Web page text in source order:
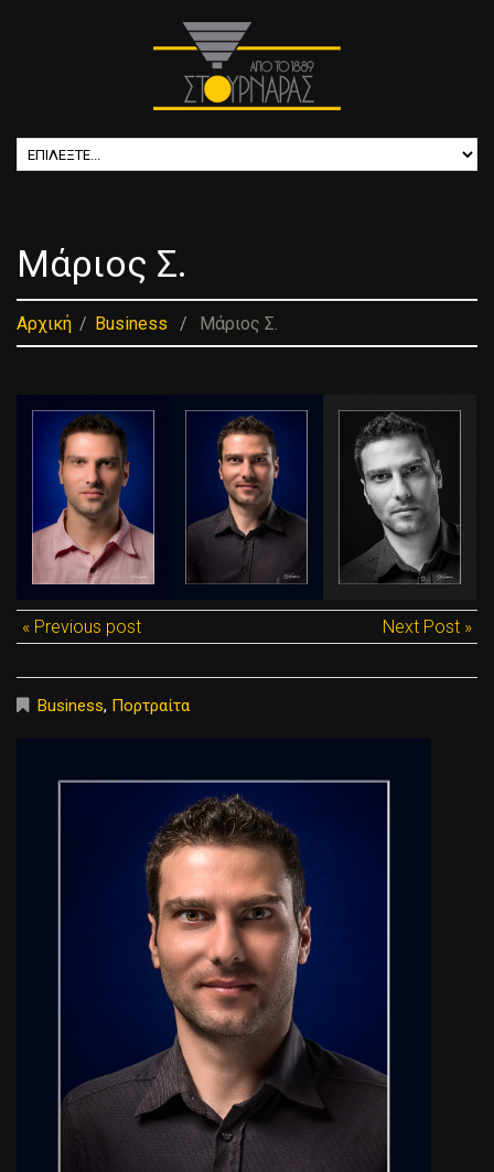
Μάριος Σ.
Αρχική Business Μάριος Σ.
« Previous post Next Post »
Business, Πορτραίτα